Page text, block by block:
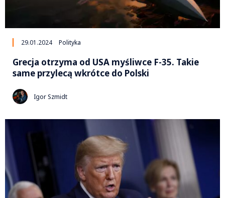
29.01.2024 Polityka
Grecja otrzyma od USA myśliwce F-35. Takie
same przylecą wkrótce do Polski
Igor Szmidt